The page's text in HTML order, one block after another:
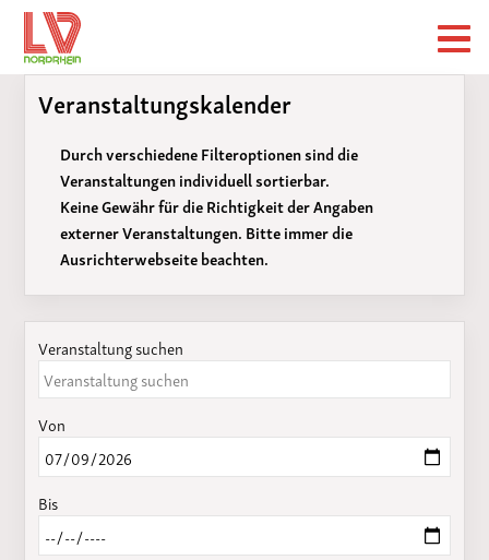
Veranstaltungskalender
Durch verschiedene Filteroptionen sind die
Veranstaltungen individuell sortierbar.
Keine Gewähr für die Richtigkeit der Angaben
externer Veranstaltungen. Bitte immer die
Ausrichterwebseite beachten.
Veranstaltung suchen
Von
Bis